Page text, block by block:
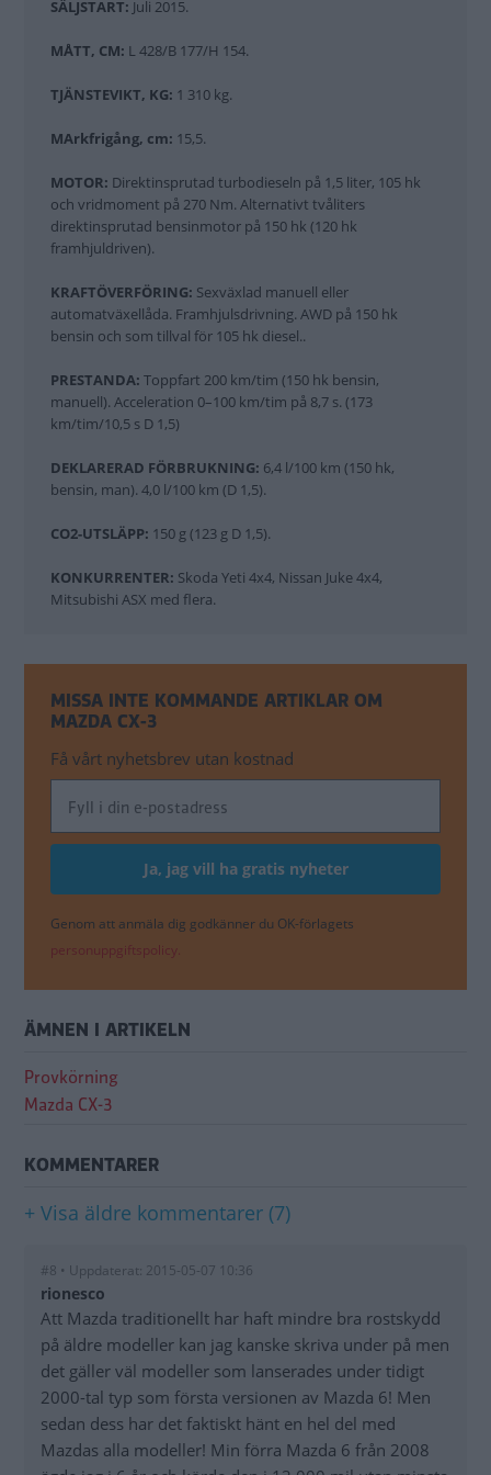
SÄLJSTART: Juli 2015.
MÅTT, CM: L 428/B 177/H 154.
TJÄNSTEVIKT, KG: 1 310 kg.
MArkfrigång, cm: 15,5.
MOTOR: Direktinsprutad turbodieseln på 1,5 liter, 105 hk
och vridmoment på 270 Nm. Alternativt tvåliters
direktinsprutad bensinmotor på 150 hk (120 hk
framhjuldriven).
KRAFTÖVERFÖRING: Sexväxlad manuell eller
automatväxellåda. Framhjulsdrivning. AWD på 150 hk
bensin och som tillval för 105 hk diesel..
PRESTANDA: Toppfart 200 km/tim (150 hk bensin,
manuell). Acceleration 0–100 km/tim på 8,7 s. (173
km/tim/10,5 s D 1,5)
DEKLARERAD FÖRBRUKNING: 6,4 l/100 km (150 hk,
bensin, man). 4,0 l/100 km (D 1,5).
CO2-UTSLÄPP: 150 g (123 g D 1,5).
KONKURRENTER: Skoda Yeti 4x4, Nissan Juke 4x4,
Mitsubishi ASX med flera.
MISSA INTE KOMMANDE ARTIKLAR OM
MAZDA CX-3
Få vårt nyhetsbrev utan kostnad
Genom att anmäla dig godkänner du OK-förlagets
personuppgiftspolicy.
ÄMNEN I ARTIKELN
Provkörning
Mazda CX-3
KOMMENTARER
+ Visa äldre kommentarer (7)
#8 • Uppdaterat: 2015-05-07 10:36
rionesco
Att Mazda traditionellt har haft mindre bra rostskydd
på äldre modeller kan jag kanske skriva under på men
det gäller väl modeller som lanserades under tidigt
2000-tal typ som första versionen av Mazda 6! Men
sedan dess har det faktiskt hänt en hel del med
Mazdas alla modeller! Min förra Mazda 6 från 2008